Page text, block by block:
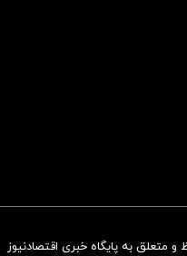
به پایگاه خبری اقتصادنیوز